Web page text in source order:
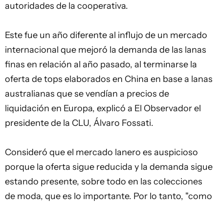
autoridades de la cooperativa.
Este fue un año diferente al influjo de un mercado
internacional que mejoró la demanda de las lanas
finas en relación al año pasado, al terminarse la
oferta de tops elaborados en China en base a lanas
australianas que se vendían a precios de
liquidación en Europa, explicó a El Observador el
presidente de la CLU, Álvaro Fossati.
Consideró que el mercado lanero es auspicioso
porque la oferta sigue reducida y la demanda sigue
estando presente, sobre todo en las colecciones
de moda, que es lo importante. Por lo tanto, "como